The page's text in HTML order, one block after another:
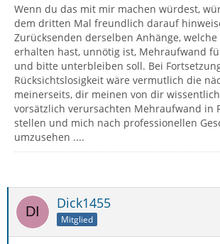
Wenn du das mit mir machen würdest,
dem dritten Mal freundlich darauf
Zurücksenden derselben Anhänge,
erhalten hast, unnötig ist, Mehraufwand
und bitte unterbleiben soll. Bei
Rücksichtslosigkeit wäre vermutlich die
meinerseits, dir meinen von dir
vorsätzlich verursachten Mehraufwand in
stellen und mich nach professionellen
umzusehen ....
Dick1455
Mitglied